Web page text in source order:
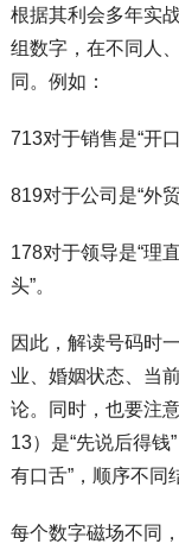
根据其利会多年实
组数字，在不同人
同。例如：
713对于销售是“开
819对于公司是“外
178对于领导是“理
头”。
因此，解读号码时
业、婚姻状态、当
论。同时，也要注
13）是“先说后得钱
有口舌”，顺序不同
每个数字磁场不同